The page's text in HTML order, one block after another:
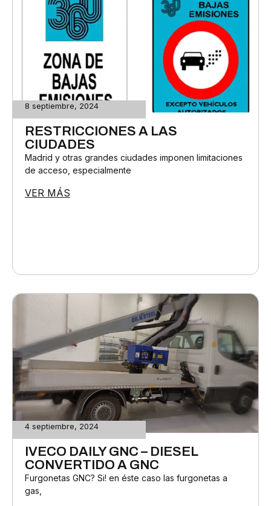
8 septiembre, 2024
RESTRICCIONES A LAS
CIUDADES
Madrid y otras grandes ciudades imponen limitaciones
de acceso, especialmente
VER MÁS
4 septiembre, 2024
IVECO DAILY GNC – DIESEL
CONVERTIDO A GNC
Furgonetas GNC? Si! en éste caso las furgonetas a
gas,